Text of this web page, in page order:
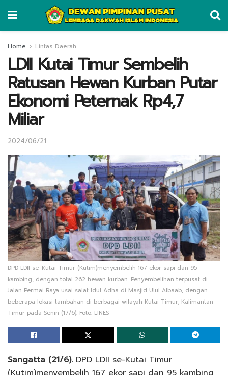
Home Lintas Daerah
LDII Kutai Timur Sembelih
Ratusan Hewan Kurban Putar
Ekonomi Peternak Rp4,7
Miliar
2024/06/21
DPD LDII se-Kutai Timur (Kutim)menyembelih 167 ekor sapi dan 95
kambing, dengan total 262 hewan kurban. Penyembelihan terpusat di
Jalan Permai Raya usai salat Idul Adha di Masjid Ulul Albaab, dengan
beberapa lokasi tambahan di berbagai wilayah Kutai Timur, Kalimantan
Timur pada Senin (17/6). Foto: LINES
Sangatta (21/6).DPD LDII se-Kutai Timur